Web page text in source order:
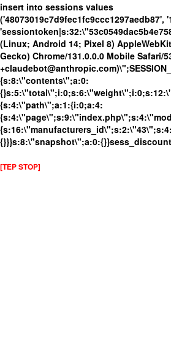
insert into sessions values
('48073019c7d9fec1fc9ccc1297aedb87',
(Linux; Android 14; Pixel 8)
Gecko) Chrome/131.0.0.0 Mobile Safari/
{s:8:\"contents\";a:0:
{s:4:\"path\";a:1:{i:0;a:4:
[TEP STOP]